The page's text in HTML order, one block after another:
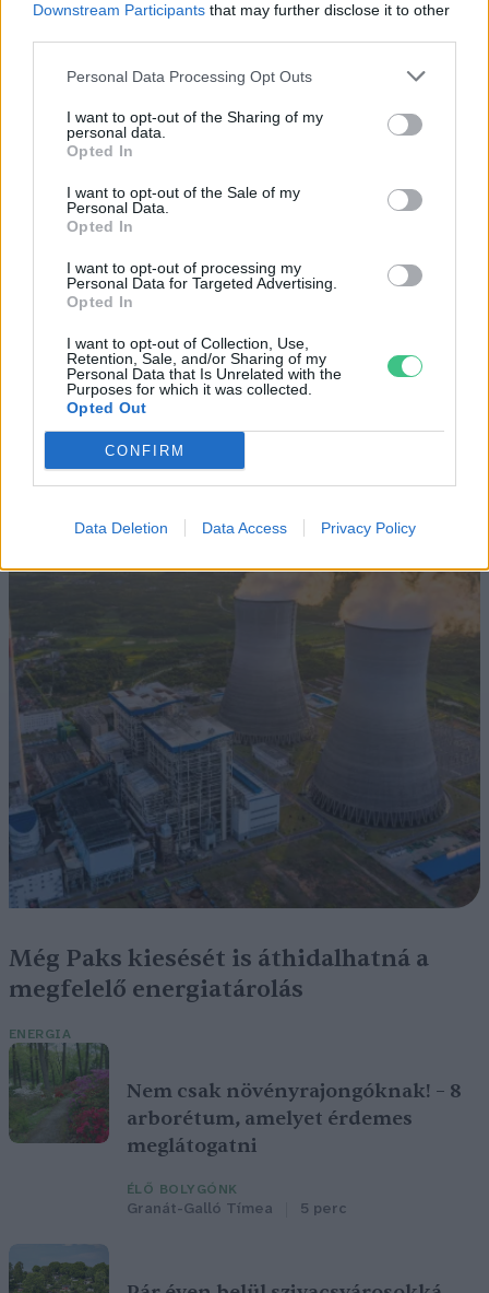
Downstream Participants that may further disclose it to other
Personal Data Processing Opt Outs
I want to opt-out of the Sharing of my
personal data.
Opted In
I want to opt-out of the Sale of my
Personal Data.
Opted In
I want to opt-out of processing my
Personal Data for Targeted Advertising.
Opted In
I want to opt-out of Collection, Use,
Retention, Sale, and/or Sharing of my
Personal Data that Is Unrelated with the
Purposes for which it was collected.
Opted Out
CONFIRM
Data Deletion Data Access Privacy Policy
Négy éven belül valósággá válhatnak az
elektromos repülőjáratok Európában
KÖZLEKEDÉS
Történelmi aszály sújtja Nagy-
Britanniát is
mekkora a különbség az áradó és a
kiszáradó Duna között
ÉLŐ BOLYGÓNK
Még Paks kiesését is áthidalhatná a
megfelelő energiatárolás
ENERGIA
Nem csak növényrajongóknak! – 8
arborétum, amelyet érdemes
meglátogatni
ÉLŐ BOLYGÓNK
Granát-Galló Tímea 5 perc